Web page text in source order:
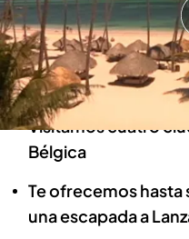
Esta semana en
cuatro playas
Dominicana
Visitamos cuatro
Bélgica
Te ofrecemos hasta
una escapada a